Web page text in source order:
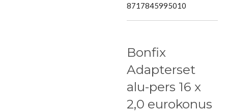
8717845995010
Bonfix
Adapterset
alu-pers 16 x
2,0 eurokonus